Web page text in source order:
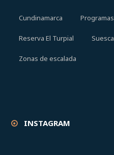
Cundinamarca Programas
Reserva El Turpial Suesca
Zonas de escalada
INSTAGRAM